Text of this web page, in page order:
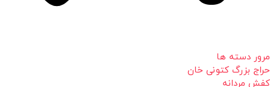
مرور دسته ها
حراج بزرگ کتونی خان
کفش مردانه